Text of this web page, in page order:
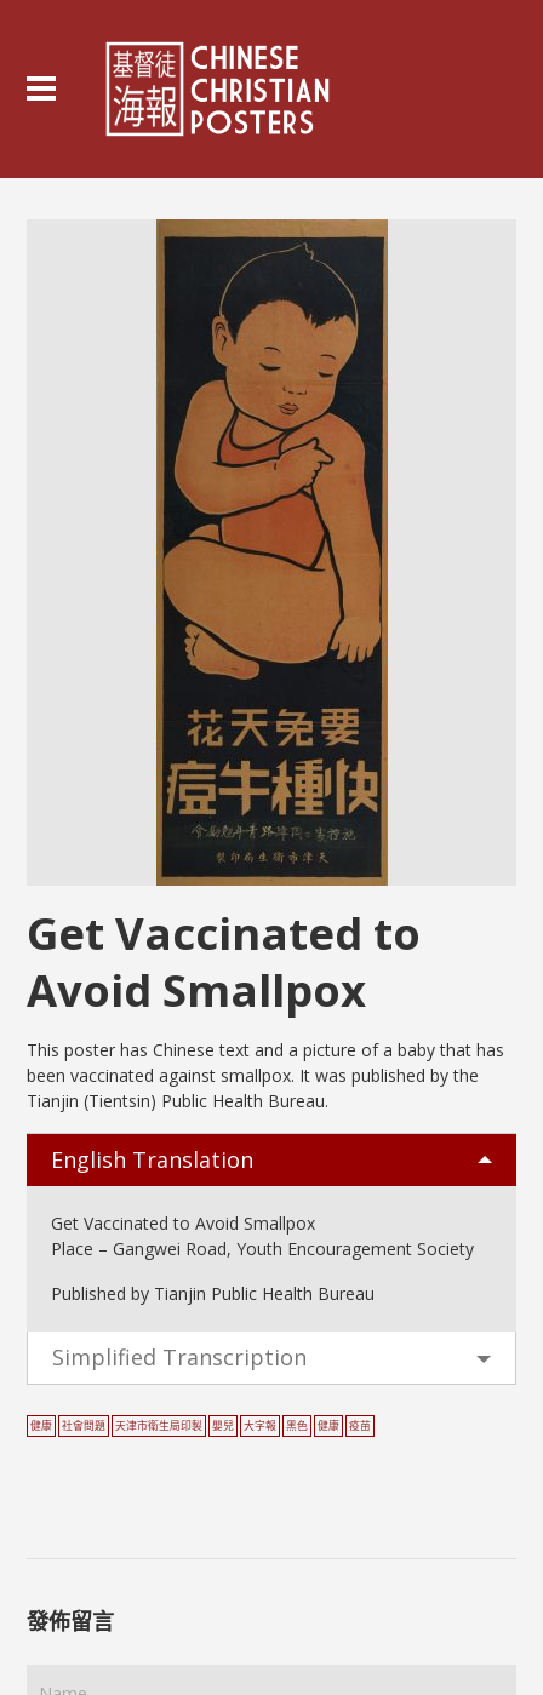
Get Vaccinated to
Avoid Smallpox
This poster has Chinese text and a picture of a baby that has
been vaccinated against smallpox. It was published by the
Tianjin (Tientsin) Public Health Bureau.
English Translation
Get Vaccinated to Avoid Smallpox
Place – Gangwei Road, Youth Encouragement Society
Published by Tianjin Public Health Bureau
Simplified Transcription
健康 社會問題 天津市衛生局印製 嬰兒 大字報 黑色 健康 疫苗
發佈留言